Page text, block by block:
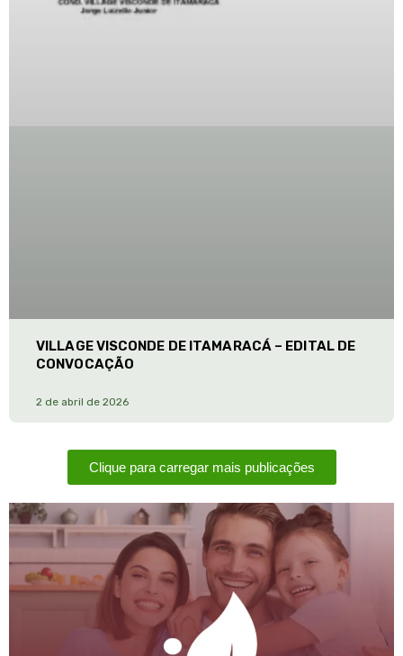
VILLAGE VISCONDE DE ITAMARACÁ – EDITAL DE
CONVOCAÇÃO
2 de abril de 2026
Clique para carregar mais publicações